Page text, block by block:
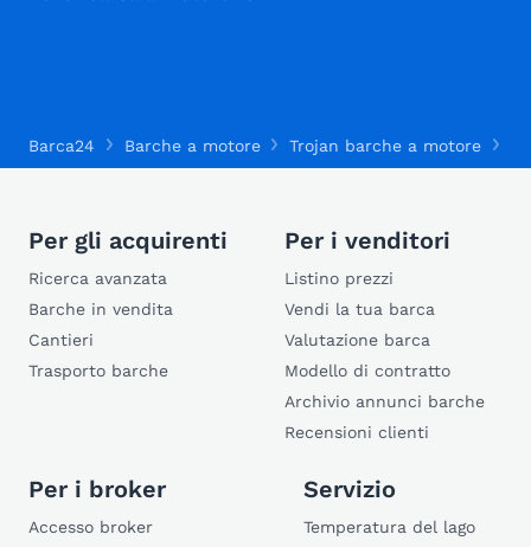
Barca24 Barche a motore Trojan barche a motore
Per gli acquirenti
Ricerca avanzata
Barche in vendita
Cantieri
Trasporto barche
Per i venditori
Listino prezzi
Vendi la tua barca
Valutazione barca
Modello di contratto
Archivio annunci barche
Recensioni clienti
Per i broker
Accesso broker
Servizio
Temperatura del lago